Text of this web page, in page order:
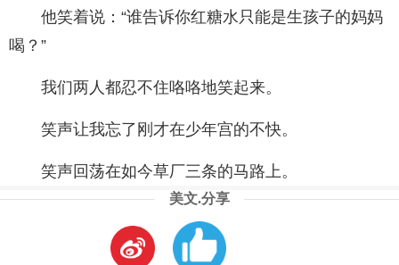
他笑着说：“谁告诉你红糖水只能是生孩子的妈妈
喝？”
我们两人都忍不住咯咯地笑起来。
笑声让我忘了刚才在少年宫的不快。
笑声回荡在如今草厂三条的马路上。
美文.分享